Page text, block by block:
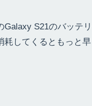
Galaxy S21のバッテ
耗してくるともっと